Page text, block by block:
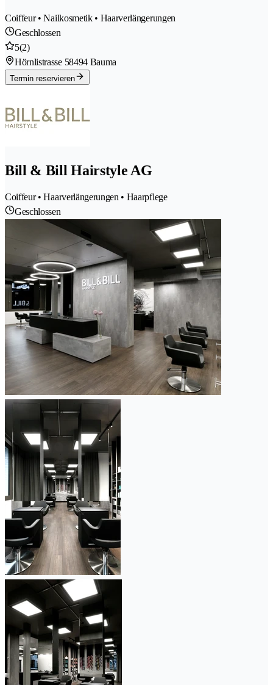
Coiffeur • Nailkosmetik • Haarverlängerungen
Geschlossen
5(2)
Hörnlistrasse 58494 Bauma
Termin reservieren
Bill & Bill Hairstyle AG
Coiffeur • Haarverlängerungen • Haarpflege
Geschlossen